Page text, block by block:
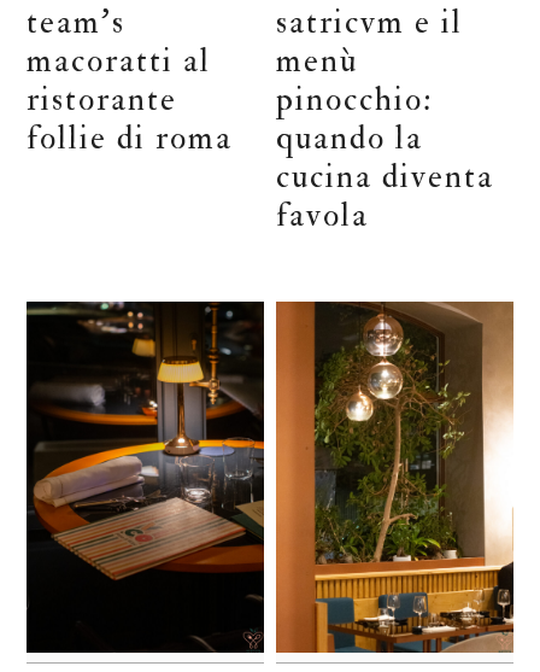
team’s
macoratti al
ristorante
follie di roma
satricvm e il
menù
pinocchio:
quando la
cucina diventa
favola